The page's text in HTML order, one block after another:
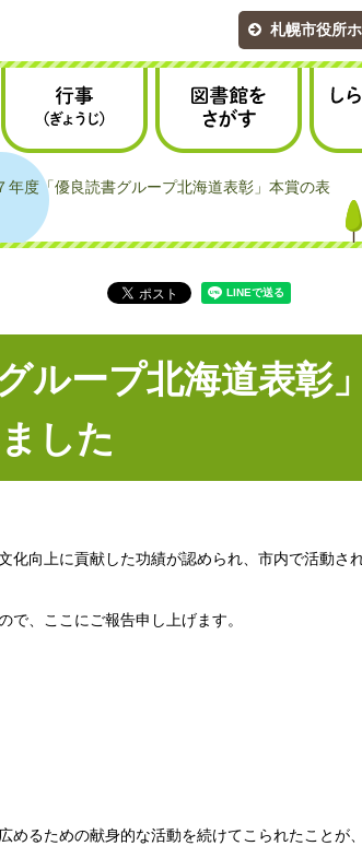
札幌市役所
年度「優良読書グループ北海道表彰」本賞の表
ループ北海道表彰
した
向上に貢献した功績が認められ、市内で活動さ
、ここにご報告申し上げます。
るための献身的な活動を続けてこられたことが